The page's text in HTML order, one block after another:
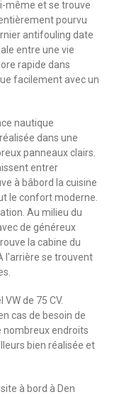
même et se trouve
pourvu
antifouling date
entre une vie
rapide dans
facilement avec un
nautique
dans une
panneaux clairs.
entrer
à bâbord la cuisine
le confort moderne.
Au milieu du
de généreux
la cabine du
l'arrière se trouvent
de 75 CV.
cas de besoin de
nombreux endroits
bien réalisée et
à bord à Den